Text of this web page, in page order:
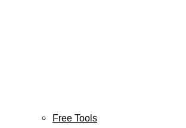
Free Tools